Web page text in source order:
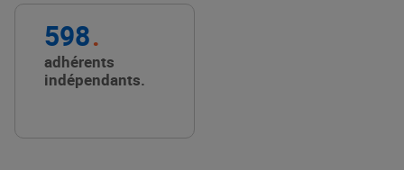
598
adhérents
indépendants.